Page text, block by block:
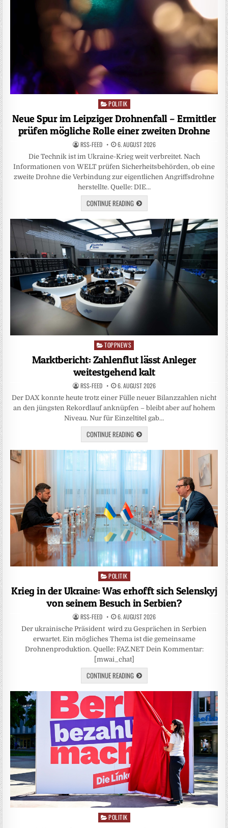
Posted
in
POLITIK
Neue Spur im Leipziger Drohnenfall – Ermittler
prüfen mögliche Rolle einer zweiten Drohne
RSS-FEED 6. AUGUST 2026
Die Technik ist im Ukraine-Krieg weit verbreitet. Nach
Informationen von WELT prüfen Sicherheitsbehörden, ob eine
zweite Drohne die Verbindung zur eigentlichen Angriffsdrohne
herstellte. Quelle: DIE…
CONTINUE READING
Posted
in
TOPPNEWS
Marktbericht: Zahlenflut lässt Anleger
weitestgehend kalt
RSS-FEED 6. AUGUST 2026
Der DAX konnte heute trotz einer Fülle neuer Bilanzzahlen nicht
an den jüngsten Rekordlauf anknüpfen – bleibt aber auf hohem
Niveau. Nur für Einzeltitel gab…
CONTINUE READING
Posted
in
POLITIK
Krieg in der Ukraine: Was erhofft sich Selenskyj
von seinem Besuch in Serbien?
RSS-FEED 6. AUGUST 2026
Der ukrainische Präsident wird zu Gesprächen in Serbien
erwartet. Ein mögliches Thema ist die gemeinsame
Drohnenproduktion. Quelle: FAZ.NET Dein Kommentar:
[mwai_chat]
CONTINUE READING
Posted
POLITIK